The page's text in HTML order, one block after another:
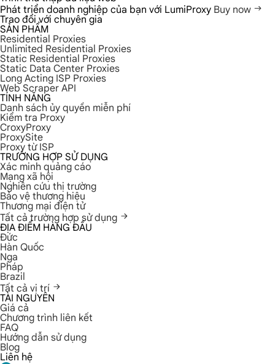
Phát triển doanh nghiệp của bạn với LumiProxy Buy now
Trao đổi với chuyên gia
SẢN PHẨM
Residential Proxies
Unlimited Residential Proxies
Static Residential Proxies
Static Data Center Proxies
Long Acting ISP Proxies
Web Scraper API
TÍNH NĂNG
Danh sách ủy quyền miễn phí
Kiểm tra Proxy
CroxyProxy
ProxySite
Proxy từ ISP
TRƯỜNG HỢP SỬ DỤNG
Xác minh quảng cáo
Mạng xã hội
Nghiên cứu thị trường
Bảo vệ thương hiệu
Thương mại điện tử
Tất cả trường hợp sử dụng
ĐỊA ĐIỂM HÀNG ĐẦU
Đức
Hàn Quốc
Nga
Pháp
Brazil
Tất cả vị trí
TÀI NGUYÊN
Giá cả
Chương trình liên kết
FAQ
Hướng dẫn sử dụng
Blog
Liên hệ